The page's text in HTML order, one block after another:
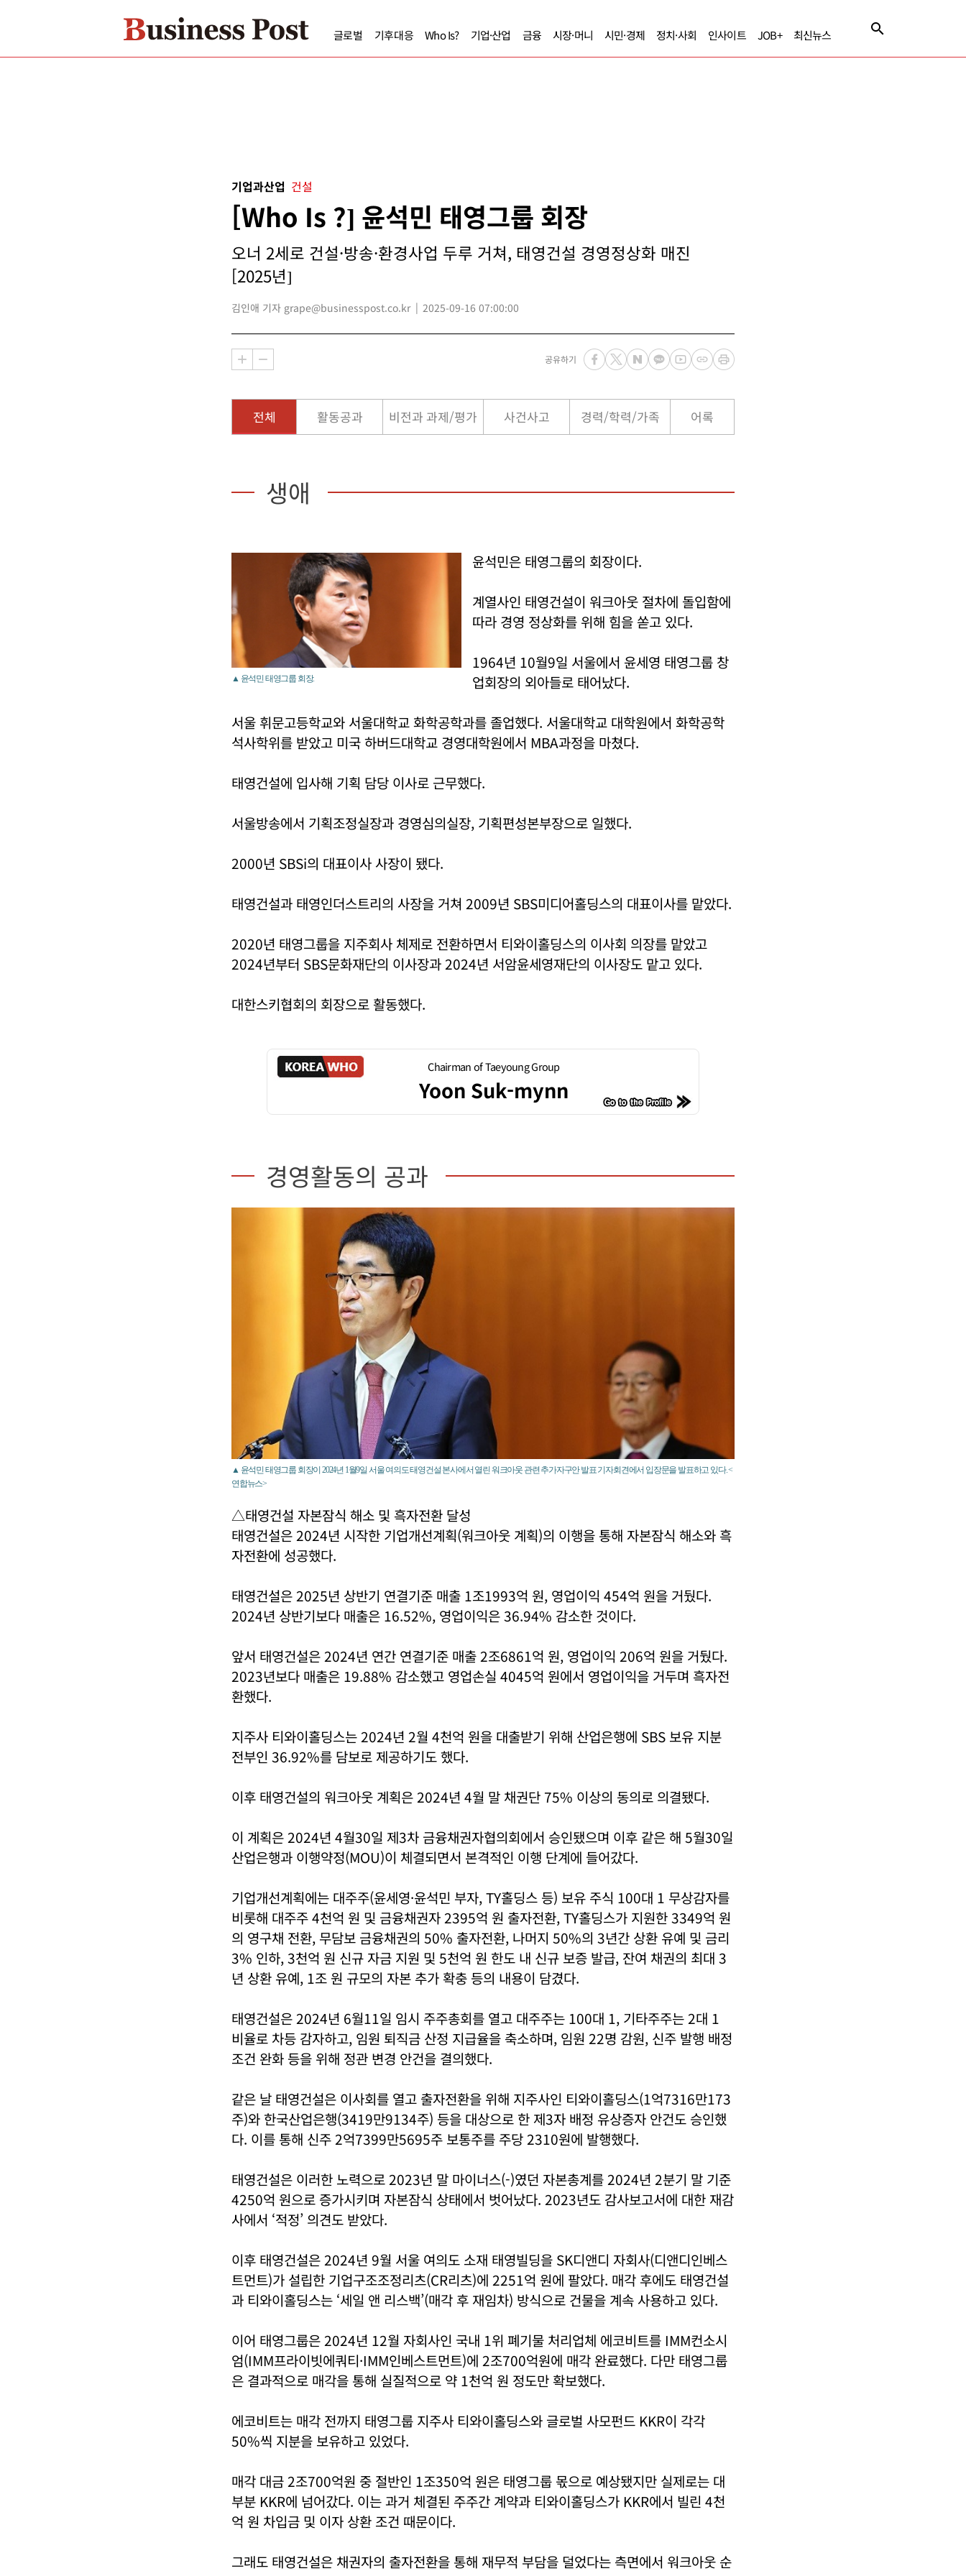
글로벌 기후대응 Who Is? 기업·산업 금융 시장·머니 시민·경제 정치·사회 인사이트 JOB+ 최신뉴스
기업과산업 건설
[Who Is ?] 윤석민 태영그룹 회장
오너 2세로 건설·방송·환경사업 두루 거쳐, 태영건설 경영정상화 매진
[2025년]
김인애 기자 grape@businesspost.co.kr 2025-09-16 07:00:00
공유하기
전체 활동공과 비전과 과제/평가 사건사고 경력/학력/가족 어록
생애
▲ 윤석민 태영그룹 회장.
윤석민은 태영그룹의 회장이다.
계열사인 태영건설이 워크아웃 절차에 돌입함에
따라 경영 정상화를 위해 힘을 쏟고 있다.
1964년 10월9일 서울에서 윤세영 태영그룹 창
업회장의 외아들로 태어났다.
서울 휘문고등학교와 서울대학교 화학공학과를 졸업했다. 서울대학교 대학원에서 화학공학
석사학위를 받았고 미국 하버드대학교 경영대학원에서 MBA과정을 마쳤다.
태영건설에 입사해 기획 담당 이사로 근무했다.
서울방송에서 기획조정실장과 경영심의실장, 기획편성본부장으로 일했다.
2000년 SBSi의 대표이사 사장이 됐다.
태영건설과 태영인더스트리의 사장을 거쳐 2009년 SBS미디어홀딩스의 대표이사를 맡았다.
2020년 태영그룹을 지주회사 체제로 전환하면서 티와이홀딩스의 이사회 의장를 맡았고
2024년부터 SBS문화재단의 이사장과 2024년 서암윤세영재단의 이사장도 맡고 있다.
대한스키협회의 회장으로 활동했다.
Chairman of Taeyoung Group
Yoon Suk-mynn
경영활동의 공과
▲ 윤석민 태영그룹 회장이 2024년 1월9일 서울 여의도 태영건설 본사에서 열린 워크아웃 관련 추가자구안 발표 기자회견에서 입장문을 발표하고 있다. <
연합뉴스>
△태영건설 자본잠식 해소 및 흑자전환 달성
태영건설은 2024년 시작한 기업개선계획(워크아웃 계획)의 이행을 통해 자본잠식 해소와 흑
자전환에 성공했다.
태영건설은 2025년 상반기 연결기준 매출 1조1993억 원, 영업이익 454억 원을 거뒀다.
2024년 상반기보다 매출은 16.52%, 영업이익은 36.94% 감소한 것이다.
앞서 태영건설은 2024년 연간 연결기준 매출 2조6861억 원, 영업이익 206억 원을 거뒀다.
2023년보다 매출은 19.88% 감소했고 영업손실 4045억 원에서 영업이익을 거두며 흑자전
환했다.
지주사 티와이홀딩스는 2024년 2월 4천억 원을 대출받기 위해 산업은행에 SBS 보유 지분
전부인 36.92%를 담보로 제공하기도 했다.
이후 태영건설의 워크아웃 계획은 2024년 4월 말 채권단 75% 이상의 동의로 의결됐다.
이 계획은 2024년 4월30일 제3차 금융채권자협의회에서 승인됐으며 이후 같은 해 5월30일
산업은행과 이행약정(MOU)이 체결되면서 본격적인 이행 단계에 들어갔다.
기업개선계획에는 ​대주주(윤세영·윤석민 부자, TY홀딩스 등) 보유 주식 100대 1 무상감자를
비롯해 대주주 4천억 원 및 금융채권자 2395억 원 출자전환, TY홀딩스가 지원한 3349억 원
의 영구채 전환, 무담보 금융채권의 50% 출자전환, 나머지 50%의 3년간 상환 유예 및 금리
3% 인하, 3천억 원 신규 자금 지원 및 5천억 원 한도 내 신규 보증 발급, 잔여 채권의 최대 3
년 상환 유예, 1조 원 규모의 자본 추가 확충 등의 내용이 담겼다.
태영건설은 2024년 6월11일 임시 주주총회를 열고 대주주는 100대 1, 기타주주는 2대 1
비율로 차등 감자하고, 임원 퇴직금 산정 지급율을 축소하며, 임원 22명 감원, 신주 발행 배정
조건 완화 등을 위해 정관 변경 안건을 결의했다.
같은 날 태영건설은 이사회를 열고 출자전환을 위해 지주사인 티와이홀딩스(1억7316만173
주)와 한국산업은행(3419만9134주) 등을 대상으로 한 제3자 배정 유상증자 안건도 승인했
다. 이를 통해 신주 2억7399만5695주 보통주를 주당 2310원에 발행했다.
태영건설은 이러한 노력으로 2023년 말 마이너스(-)였던 자본총계를 2024년 2분기 말 기준
4250억 원으로 증가시키며 자본잠식 상태에서 벗어났다. 2023년도 감사보고서에 대한 재감
사에서 ‘적정’ 의견도 받았다.
이후 태영건설은 2024년 9월 서울 여의도 소재 태영빌딩을 SK디앤디 자회사(디앤디인베스
트먼트)가 설립한 기업구조조정리츠(CR리츠)에 2251억 원에 팔았다. 매각 후에도 태영건설
과 티와이홀딩스는 ‘세일 앤 리스백’(매각 후 재임차) 방식으로 건물을 계속 사용하고 있다.
이어 태영그룹은 2024년 12월 자회사인 국내 1위 폐기물 처리업체 에코비트를 IMM컨소시
엄(IMM프라이빗에쿼티·IMM인베스트먼트)에 2조700억원에 매각 완료했다. 다만 태영그룹
은 결과적으로 매각을 통해 실질적으로 약 1천억 원 정도만 확보했다.
에코비트는 매각 전까지 태영그룹 지주사 티와이홀딩스와 글로벌 사모펀드 KKR이 각각
50%씩 지분을 보유하고 있었다.
매각 대금 2조700억원 중 절반인 1조350억 원은 태영그룹 몫으로 예상됐지만 실제로는 대
부분 KKR에 넘어갔다. 이는 과거 체결된 주주간 계약과 티와이홀딩스가 KKR에서 빌린 4천
억 원 차입금 및 이자 상환 조건 때문이다.
그래도 태영건설은 채권자의 출자전환을 통해 재무적 부담을 덜었다는 측면에서 워크아웃 순